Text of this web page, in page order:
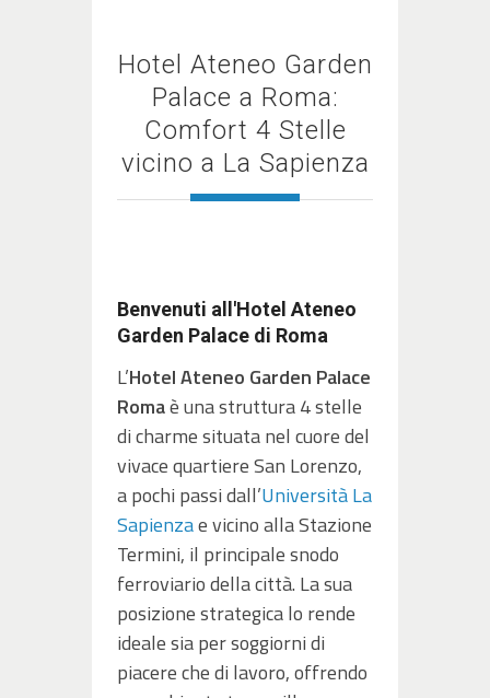
Hotel Ateneo Garden
Palace a Roma:
Comfort 4 Stelle
vicino a La Sapienza
Benvenuti all'Hotel Ateneo
Garden Palace di Roma
L’Hotel Ateneo Garden Palace
Romaè una struttura 4 stelle
di charme situata nel cuore del
vivace quartiere San Lorenzo,
a pochi passi dall’Università La
Sapienzae vicino alla Stazione
Termini, il principale snodo
ferroviario della città. La sua
posizione strategica lo rende
ideale sia per soggiorni di
piacere che di lavoro, offrendo